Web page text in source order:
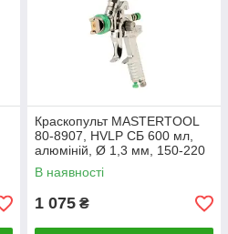
Краскопульт MASTERTOOL
80-8907, HVLP СБ 600 мл,
алюміній, Ø 1,3 мм, 150-220
л/хв, 3-4 бар
В наявності
1 075 ₴